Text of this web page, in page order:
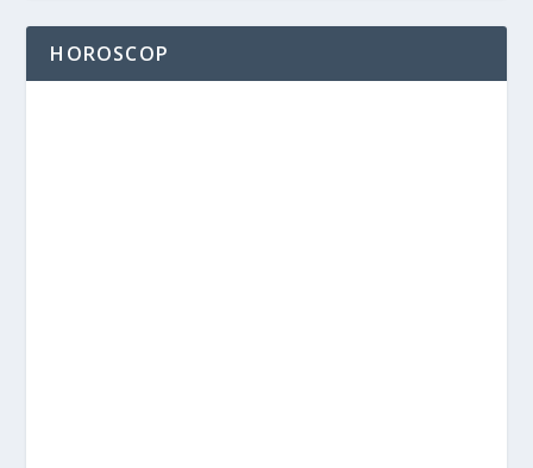
HOROSCOP